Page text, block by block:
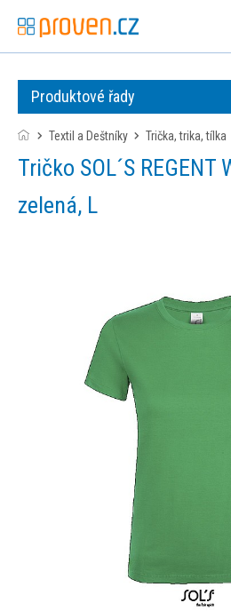
Produktové řady
Textil a Deštníky trička, trika, tílka
Tričko SOL´S REGENT WOMEN, středně
zelená, L